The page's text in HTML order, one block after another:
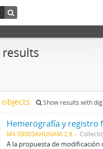
Show results with
Hemerografía y registro
MX 09003AHUNAM 2.8
A la propuesta de modificación